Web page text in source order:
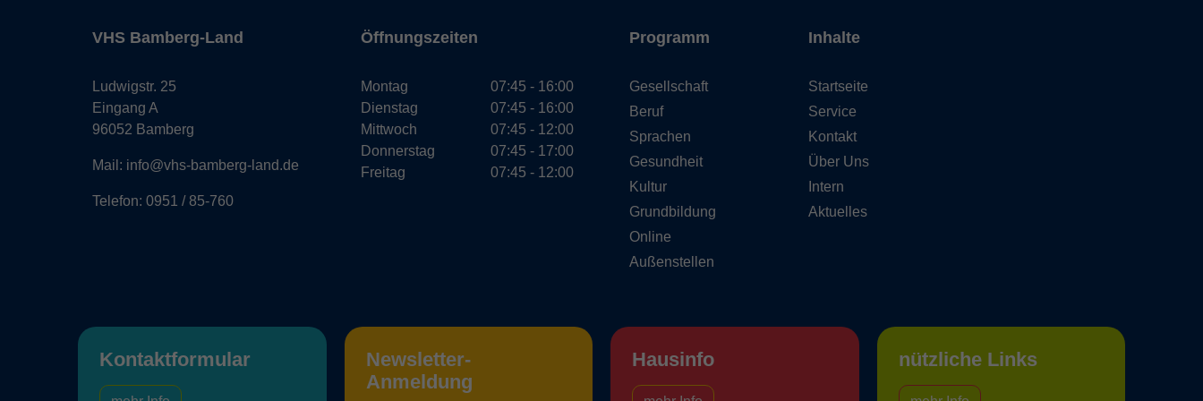
VHS Bamberg-Land
Ludwigstr. 25
Eingang A
96052 Bamberg
Mail: info@vhs-bamberg-land.de
Telefon: 0951 / 85-760
Öffnungszeiten
Montag
Dienstag
Mittwoch
Donnerstag
Freitag
07:45 - 16:00
07:45 - 16:00
07:45 - 12:00
07:45 - 17:00
07:45 - 12:00
Programm
Gesellschaft
Beruf
Sprachen
Gesundheit
Kultur
Grundbildung
Online
Außenstellen
Inhalte
Startseite
Service
Kontakt
Über Uns
Intern
Aktuelles
Kontaktformular
Newsletter-
Anmeldung
Hausinfo nützliche Links